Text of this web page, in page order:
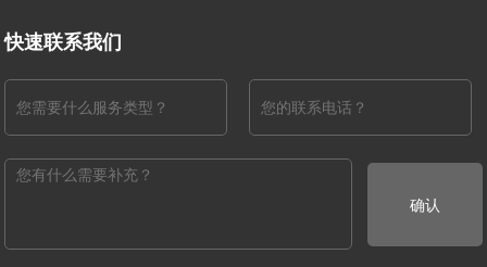
快速联系我们
确认